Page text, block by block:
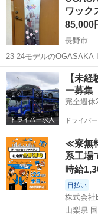
よろしくお願いします
ワック
85,000
長野市
23-24モデルのOGASAKA
す。 【状態】 ・美中古
護シート貼付済み ・デッ
は比較的きれい...
長野 長野市 スノ
【未
ー募集
完全週休
ドライバ
≪寮無
系工場
時給
日払い
株式会社
山梨県